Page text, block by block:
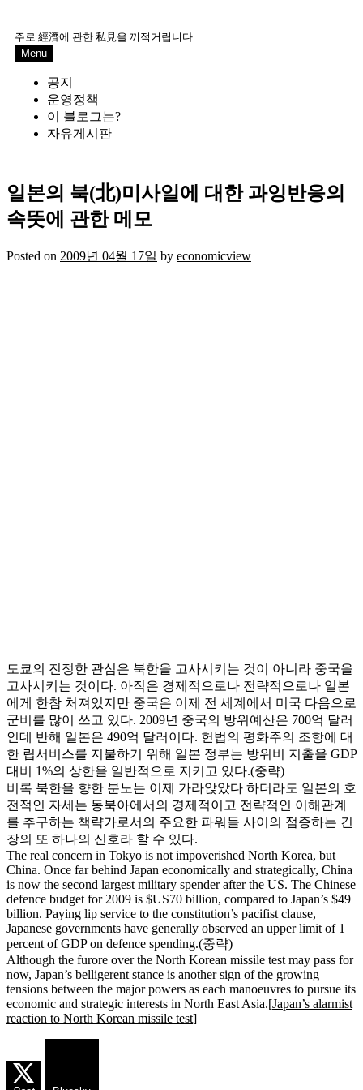
content
주로 經濟에 관한 私見을 끼적거립니다
Menu
공지
운영정책
이 블로그는?
자유게시판
일본의 북(北)미사일에 대한 과잉반응의
속뜻에 관한 메모
Posted on 2009년 04월 17일 by economicview
도쿄의 진정한 관심은 북한을 고사시키는 것이 아니라 중국을
고사시키는 것이다. 아직은 경제적으로나 전략적으로나 일본
에게 한참 처져있지만 중국은 이제 전 세계에서 미국 다음으로
군비를 많이 쓰고 있다. 2009년 중국의 방위예산은 700억 달러
인데 반해 일본은 490억 달러이다. 헌법의 평화주의 조항에 대
한 립서비스를 지불하기 위해 일본 정부는 방위비 지출을 GDP
대비 1%의 상한을 일반적으로 지키고 있다.(중략)
비록 북한을 향한 분노는 이제 가라앉았다 하더라도 일본의 호
전적인 자세는 동북아에서의 경제적이고 전략적인 이해관계
를 추구하는 책략가로서의 주요한 파워들 사이의 점증하는 긴
장의 또 하나의 신호라 할 수 있다.
The real concern in Tokyo is not impoverished North Korea, but
China. Once far behind Japan economically and strategically, China
is now the second largest military spender after the US. The Chinese
defence budget for 2009 is $US70 billion, compared to Japan’s $49
billion. Paying lip service to the constitution’s pacifist clause,
Japanese governments have generally observed an upper limit of 1
percent of GDP on defence spending.(중략)
Although the furore over the North Korean missile test may pass for
now, Japan’s belligerent stance is another sign of the growing
tensions between the major powers as each manoeuvres to pursue its
economic and strategic interests in North East Asia.[Japan’s alarmist
reaction to North Korean missile test]